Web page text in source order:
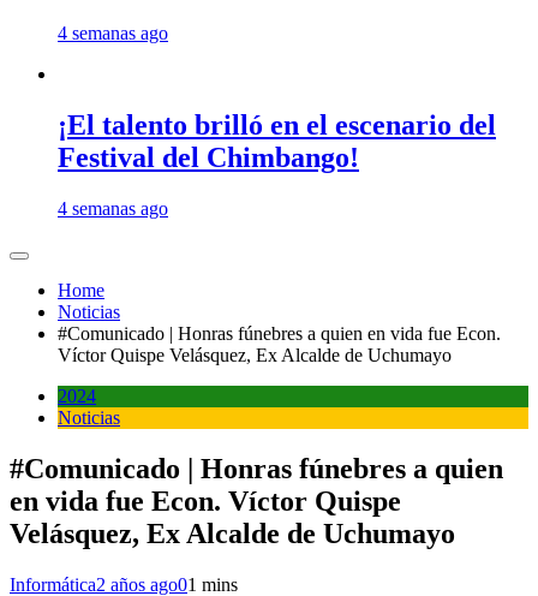
4 semanas ago
¡El talento brilló en el escenario del
Festival del Chimbango!
4 semanas ago
Home
Noticias
#Comunicado | Honras fúnebres a quien en vida fue Econ.
Víctor Quispe Velásquez, Ex Alcalde de Uchumayo
2024
Noticias
#Comunicado | Honras fúnebres a quien
en vida fue Econ. Víctor Quispe
Velásquez, Ex Alcalde de Uchumayo
Informática2 años ago01 mins